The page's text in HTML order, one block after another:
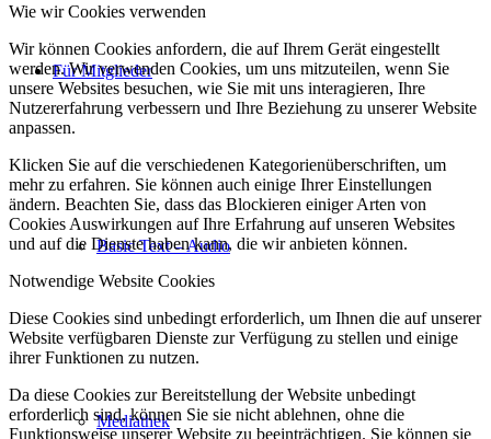
Für Mitglieder
Basic Text – Audio
Mediathek
Wie wir Cookies verwenden
Wir können Cookies anfordern, die auf Ihrem Gerät eingestellt
werden. Wir verwenden Cookies, um uns mitzuteilen, wenn Sie
unsere Websites besuchen, wie Sie mit uns interagieren, Ihre
Nutzererfahrung verbessern und Ihre Beziehung zu unserer Website
anpassen.
Klicken Sie auf die verschiedenen Kategorienüberschriften, um
mehr zu erfahren. Sie können auch einige Ihrer Einstellungen
ändern. Beachten Sie, dass das Blockieren einiger Arten von
Cookies Auswirkungen auf Ihre Erfahrung auf unseren Websites
und auf die Dienste haben kann, die wir anbieten können.
Notwendige Website Cookies
Diese Cookies sind unbedingt erforderlich, um Ihnen die auf unserer
Website verfügbaren Dienste zur Verfügung zu stellen und einige
ihrer Funktionen zu nutzen.
Da diese Cookies zur Bereitstellung der Website unbedingt
erforderlich sind, können Sie sie nicht ablehnen, ohne die
Funktionsweise unserer Website zu beeinträchtigen. Sie können sie